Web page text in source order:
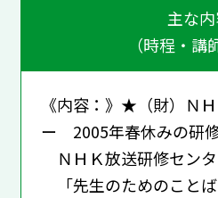
主な
（時程・講
《内容：》★（財）Ｎ
ー 2005年春休みの研
ＮＨＫ放送研修セン
「先生のためのこと